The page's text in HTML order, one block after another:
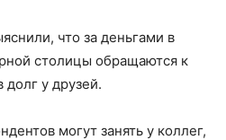
что за деньгами в
столицы обращаются к
у друзей.
могут занять у коллег,